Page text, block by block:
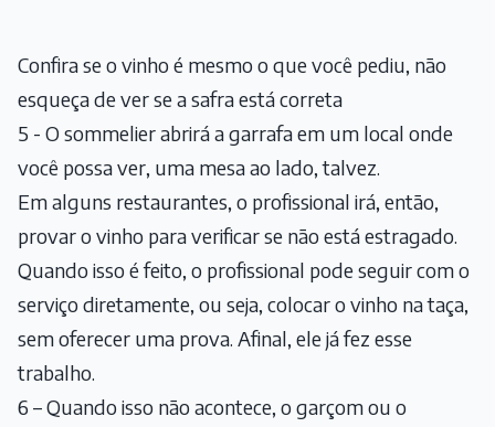
Confira se o vinho é mesmo o que você pediu, não
esqueça de ver se a safra está correta
5 - O sommelier abrirá a garrafa em um local onde
você possa ver, uma mesa ao lado, talvez.
Em alguns restaurantes, o profissional irá, então,
provar o vinho para verificar se não está estragado.
Quando isso é feito, o profissional pode seguir com o
serviço diretamente, ou seja, colocar o vinho na taça,
sem oferecer uma prova. Afinal, ele já fez esse
trabalho.
6 – Quando isso não acontece, o garçom ou o